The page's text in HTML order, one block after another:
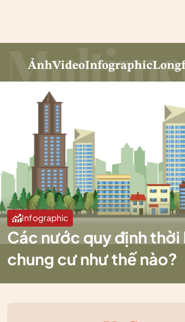
ẢnhVideoInfographic
Infographic
Các nước quy định thời
chung cư như thế nào?